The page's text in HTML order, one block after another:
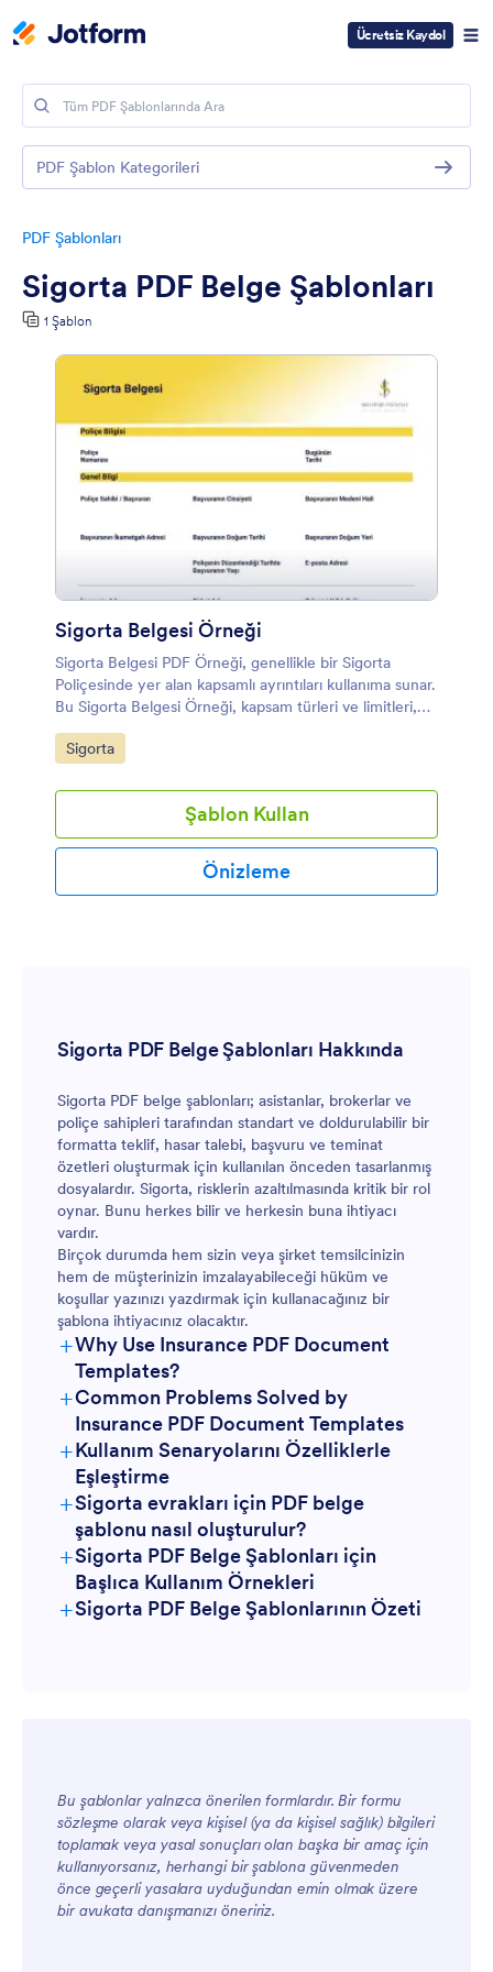
Ücretsiz Kaydol
PDF Şablonları
Sigorta PDF Belge Şablonları
1 Şablon
Sigorta Belgesi Örneği
Sigorta Belgesi PDF Örneği, genellikle bir Sigorta
Poliçesinde yer alan kapsamlı ayrıntıları kullanıma sunar.
Bu Sigorta Belgesi Örneği, kapsam türleri ve limitleri,
poliçe numarası, poliçe sahibinin adı, adı geçen
faydalanıcılar, sigorta şirketi, poliçelerin geçerlilik
hakkında bilgi içerir.
Kategoriye git:
Sigorta
Şablon Kullan
Önizleme
Sigorta PDF Belge Şablonları Hakkında
Sigorta PDF belge şablonları; asistanlar, brokerlar ve
poliçe sahipleri tarafından standart ve doldurulabilir bir
formatta teklif, hasar talebi, başvuru ve teminat
özetleri oluşturmak için kullanılan önceden tasarlanmış
dosyalardır. Sigorta, risklerin azaltılmasında kritik bir rol
oynar. Bunu herkes bilir ve herkesin buna ihtiyacı
vardır.
Birçok durumda hem sizin veya şirket temsilcinizin
hem de müşterinizin imzalayabileceği hüküm ve
koşullar yazınızı yazdırmak için kullanacağınız bir
şablona ihtiyacınız olacaktır.
+Why Use Insurance PDF Document
Templates?
+Common Problems Solved by
Insurance PDF Document Templates
+Kullanım Senaryolarını Özelliklerle
Eşleştirme
+Sigorta evrakları için PDF belge
şablonu nasıl oluşturulur?
+Sigorta PDF Belge Şablonları için
Başlıca Kullanım Örnekleri
Yöneticiler için
Ekipler için
+Sigorta PDF Belge Şablonlarının Özeti
Bu şablonlar yalnızca önerilen formlardır. Bir formu
sözleşme olarak veya kişisel (ya da kişisel sağlık) bilgileri
toplamak veya yasal sonuçları olan başka bir amaç için
kullanıyorsanız, herhangi bir şablona güvenmeden
önce geçerli yasalara uyduğundan emin olmak üzere
bir avukata danışmanızı öneririz.
PDF Şablon Kategorileri